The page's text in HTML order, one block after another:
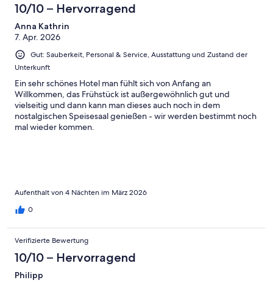
10/10 – Hervorragend
Anna Kathrin
7. Apr. 2026
Gut: Sauberkeit, Personal & Service, Ausstattung und Zustand der
Unterkunft
Ein sehr schönes Hotel man fühlt sich von Anfang an
Willkommen, das Frühstück ist außergewöhnlich gut und
vielseitig und dann kann man dieses auch noch in dem
nostalgischen Speisesaal genießen - wir werden bestimmt noch
mal wieder kommen.
Aufenthalt von 4 Nächten im März 2026
0
Verifizierte Bewertung
10/10 – Hervorragend
Philipp